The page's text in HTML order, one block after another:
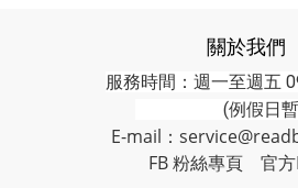
關於我們
服務時間：週一至週五
(例假日暫停
E-mail：
FB 粉絲專頁
官